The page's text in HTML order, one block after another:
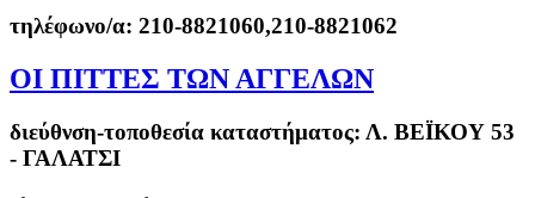
τηλέφωνο/α: 210-8821060,210-8821062
ΟΙ ΠΙΤΤΕΣ ΤΩΝ ΑΓΓΕΛΩΝ
διεύθνση-τοποθεσία καταστήματος: Λ. ΒΕΪΚΟΥ 53
- ΓΑΛΑΤΣΙ